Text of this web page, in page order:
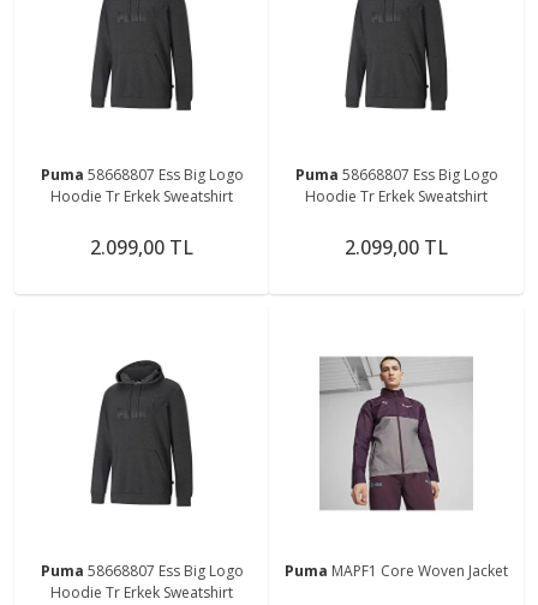
Puma 58668807 Ess Big Logo
Hoodie Tr Erkek Sweatshirt
2.099,00 TL
Puma 58668807 Ess Big Logo
Hoodie Tr Erkek Sweatshirt
2.099,00 TL
Puma 58668807 Ess Big Logo
Hoodie Tr Erkek Sweatshirt
Puma MAPF1 Core Woven Jacket